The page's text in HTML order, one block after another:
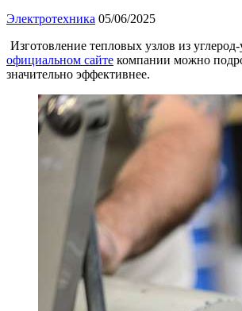
Электротехника 05/06/2025
Изготовление тепловых узлов из
официальном сайте компании можно
значительно эффективнее.